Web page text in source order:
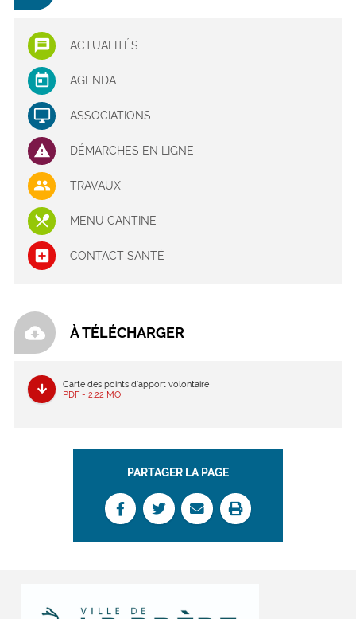
ACTUALITÉS
AGENDA
ASSOCIATIONS
DÉMARCHES EN LIGNE
TRAVAUX
MENU CANTINE
CONTACT SANTÉ
cloud_download À TÉLÉCHARGER
Carte des points d’apport volontaire
PDF - 2,22 MO
PARTAGER LA PAGE